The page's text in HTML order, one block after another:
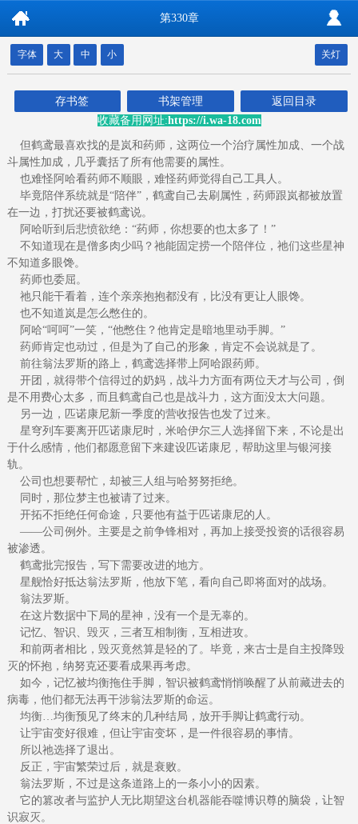
第330章
字体 大 中 小 关灯
存书签 书架管理
返回目录
收藏备用网址:https://i.wa-18.com
但鹤鸢最喜欢找的是岚和药师，这两位一个治疗属性加成、一个战
斗属性加成，几乎囊括了所有他需要的属性。
也难怪阿哈看药师不顺眼，难怪药师觉得自己工具人。
毕竟陪伴系统就是“陪伴”，鹤鸢自己去刷属性，药师跟岚都被放置
在一边，打扰还要被鹤鸢说。
阿哈听到后悲愤欲绝：“药师，你想要的也太多了！”
不知道现在是僧多肉少吗？祂能固定捞一个陪伴位，祂们这些星神
不知道多眼馋。
药师也委屈。
祂只能干看着，连个亲亲抱抱都没有，比没有更让人眼馋。
也不知道岚是怎么憋住的。
阿哈“呵呵”一笑，“他憋住？他肯定是暗地里动手脚。”
药师肯定也动过，但是为了自己的形象，肯定不会说就是了。
前往翁法罗斯的路上，鹤鸢选择带上阿哈跟药师。
开团，就得带个信得过的奶妈，战斗力方面有两位天才与公司，倒
是不用费心太多，而且鹤鸢自己也是战斗力，这方面没太大问题。
另一边，匹诺康尼新一季度的营收报告也发了过来。
星穹列车要离开匹诺康尼时，米哈伊尔三人选择留下来，不论是出
于什么感情，他们都愿意留下来建设匹诺康尼，帮助这里与银河接
轨。
公司也想要帮忙，却被三人组与哈努努拒绝。
同时，那位梦主也被请了过来。
开拓不拒绝任何命途，只要他有益于匹诺康尼的人。
——公司例外。主要是之前争锋相对，再加上接受投资的话很容易
被渗透。
鹤鸢批完报告，写下需要改进的地方。
星舰恰好抵达翁法罗斯，他放下笔，看向自己即将面对的战场。
翁法罗斯。
在这片数据中下局的星神，没有一个是无辜的。
记忆、智识、毁灭，三者互相制衡，互相进攻。
和前两者相比，毁灭竟然算是轻的了。毕竟，来古士是自主投降毁
灭的怀抱，纳努克还要看成果再考虑。
如今，记忆被均衡拖住手脚，智识被鹤鸢悄悄唤醒了从前藏进去的
病毒，他们都无法再干涉翁法罗斯的命运。
均衡…均衡预见了终末的几种结局，放开手脚让鹤鸢行动。
让宇宙变好很难，但让宇宙变坏，是一件很容易的事情。
所以祂选择了退出。
反正，宇宙繁荣过后，就是衰败。
翁法罗斯，不过是这条道路上的一条小小的因素。
它的篡改者与监护人无比期望这台机器能吞噬博识尊的脑袋，让智
识寂灭。